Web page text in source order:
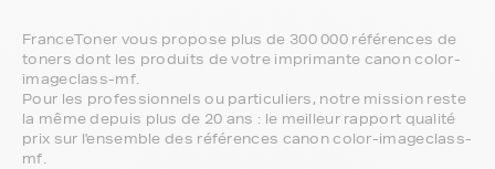
FranceToner vous propose plus de 300 000 références de
toners dont les produits de votre imprimante canon color-
imageclass-mf.
Pour les professionnels ou particuliers, notre mission reste
la même depuis plus de 20 ans : le meilleur rapport qualité
prix sur l'ensemble des références canon color-imageclass-
mf.